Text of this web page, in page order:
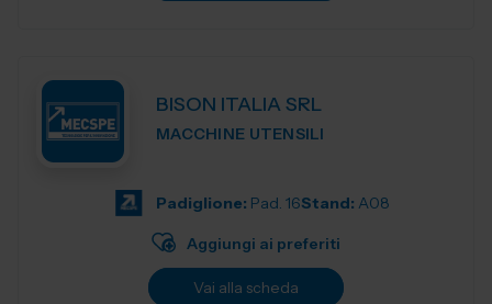
BISON ITALIA SRL
MACCHINE UTENSILI
Padiglione: Pad. 16Stand: A08
Aggiungi ai preferiti
Vai alla scheda